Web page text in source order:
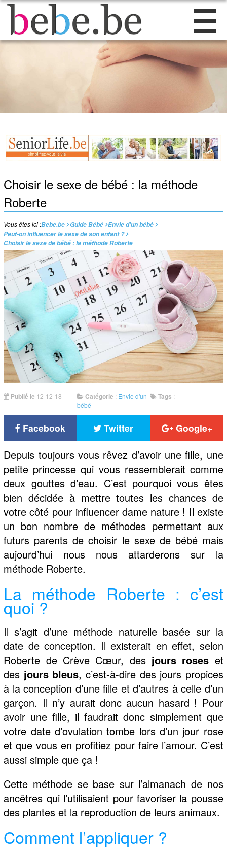
Choisir le sexe de bébé : la méthode
Roberte
Vous êtes ici :Bebe.be Guide Bébé Envie d'un bébé
Peut-on influencer le sexe de son enfant ?
Choisir le sexe de bébé : la méthode Roberte
Publié le 12-12-18 Catégorie : Envie d'un
bébé
Tags :
Facebook Twitter Google+
Depuis toujours vous rêvez d’avoir une fille, une
petite princesse qui vous ressemblerait comme
deux gouttes d’eau. C’est pourquoi vous êtes
bien décidée à mettre toutes les chances de
votre côté pour influencer dame nature ! Il existe
un bon nombre de méthodes permettant aux
futurs parents de choisir le sexe de bébé mais
aujourd’hui nous nous attarderons sur la
méthode Roberte.
La méthode Roberte : c’est
quoi ?
Il s’agit d’une méthode naturelle basée sur la
date de conception. Il existerait en effet, selon
Roberte de Crève Cœur, des jours roses et
des jours bleus, c’est-à-dire des jours propices
à la conception d’une fille et d’autres à celle d’un
garçon. Il n’y aurait donc aucun hasard ! Pour
avoir une fille, il faudrait donc simplement que
votre date d’ovulation tombe lors d’un jour rose
et que vous en profitiez pour faire l’amour. C’est
aussi simple que ça !
Cette méthode se base sur l’almanach de nos
ancêtres qui l’utilisaient pour favoriser la pousse
des plantes et la reproduction de leurs animaux.
Comment l’appliquer ?